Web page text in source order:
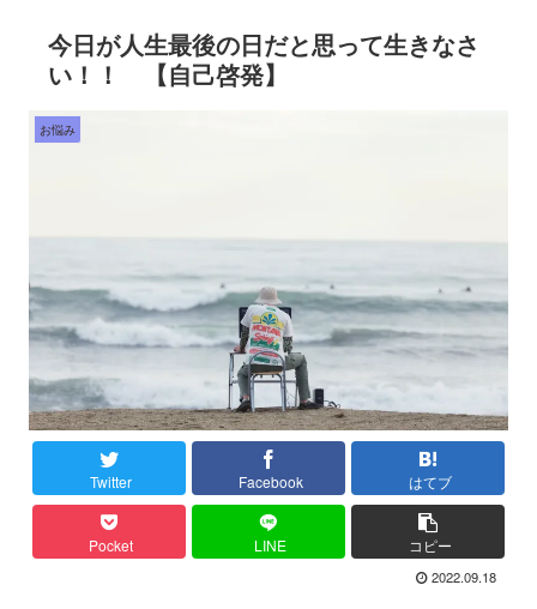
今日が人生最後の日だと思って生きなさ
い！！ 【自己啓発】
お悩み
Twitter Facebook はてブ
Pocket LINE コピー
2022.09.18